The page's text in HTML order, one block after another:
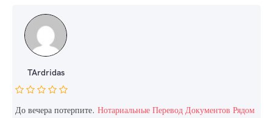
TArdridas
До вечера потерпите. Нотариальные Перевод Документов Рядом